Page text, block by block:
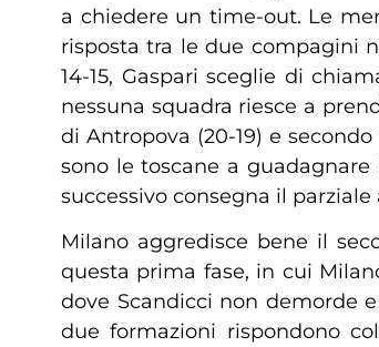
a chiedere un time-out. Le
risposta tra le due compagini
14-15, Gaspari sceglie di
nessuna squadra riesce a
di Antropova (20-19) e
sono le toscane a
successivo consegna il parziale
Milano aggredisce bene il
questa prima fase, in cui
dove Scandicci non demorde
due formazioni rispondono